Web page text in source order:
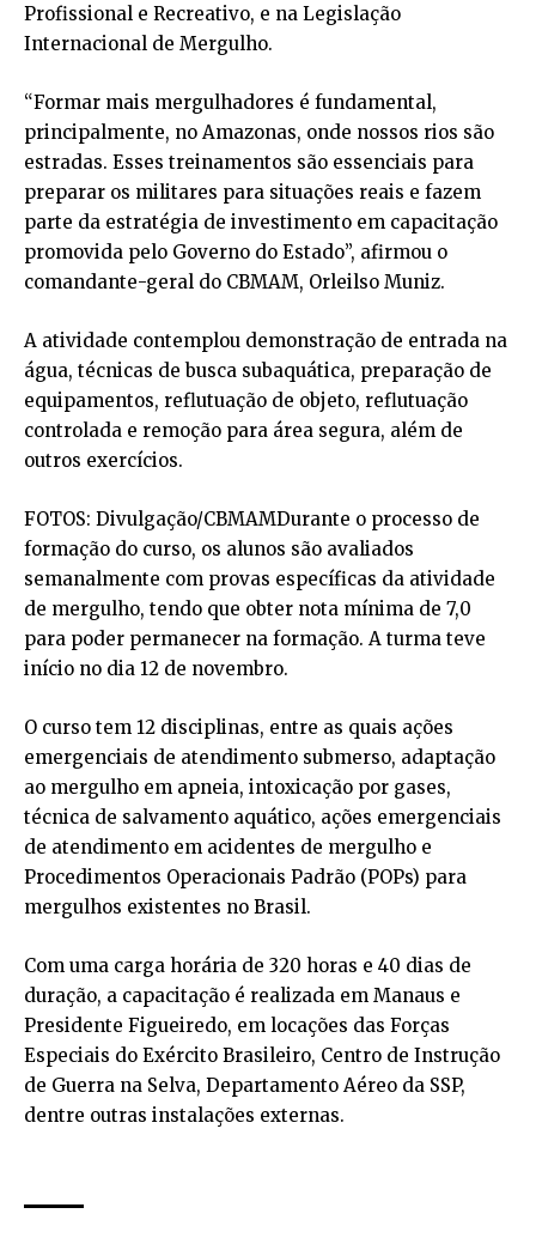
Profissional e Recreativo, e na Legislação
Internacional de Mergulho.
“Formar mais mergulhadores é fundamental,
principalmente, no Amazonas, onde nossos rios são
estradas. Esses treinamentos são essenciais para
preparar os militares para situações reais e fazem
parte da estratégia de investimento em capacitação
promovida pelo Governo do Estado”, afirmou o
comandante-geral do CBMAM, Orleilso Muniz.
A atividade contemplou demonstração de entrada na
água, técnicas de busca subaquática, preparação de
equipamentos, reflutuação de objeto, reflutuação
controlada e remoção para área segura, além de
outros exercícios.
FOTOS: Divulgação/CBMAMDurante o processo de
formação do curso, os alunos são avaliados
semanalmente com provas específicas da atividade
de mergulho, tendo que obter nota mínima de 7,0
para poder permanecer na formação. A turma teve
início no dia 12 de novembro.
O curso tem 12 disciplinas, entre as quais ações
emergenciais de atendimento submerso, adaptação
ao mergulho em apneia, intoxicação por gases,
técnica de salvamento aquático, ações emergenciais
de atendimento em acidentes de mergulho e
Procedimentos Operacionais Padrão (POPs) para
mergulhos existentes no Brasil.
Com uma carga horária de 320 horas e 40 dias de
duração, a capacitação é realizada em Manaus e
Presidente Figueiredo, em locações das Forças
Especiais do Exército Brasileiro, Centro de Instrução
de Guerra na Selva, Departamento Aéreo da SSP,
dentre outras instalações externas.